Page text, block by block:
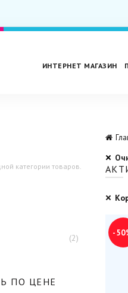
ИНТЕРНЕТ МАГАЗИН
-
категории товаров.
(2)
ПО ЦЕНЕ